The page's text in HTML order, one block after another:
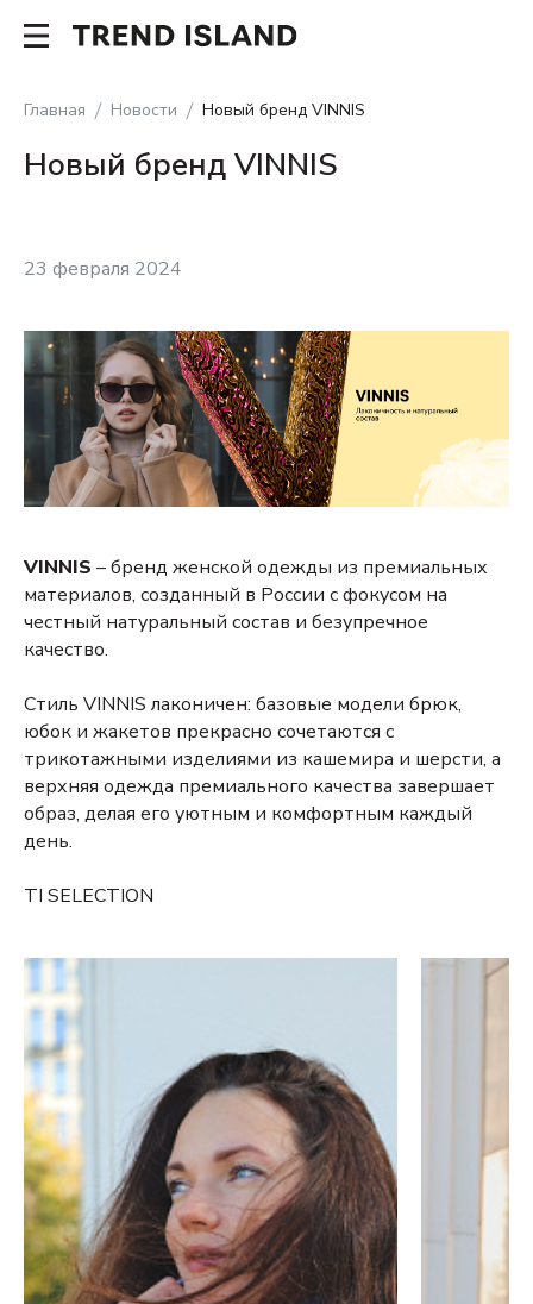
Главная Новости Новый бренд VINNIS
Новый бренд VINNIS
23 февраля 2024
VINNIS – бренд женской одежды из премиальных
материалов, созданный в России с фокусом на
честный натуральный состав и безупречное
качество.
Стиль VINNIS лаконичен: базовые модели брюк,
юбок и жакетов прекрасно сочетаются с
трикотажными изделиями из кашемира и шерсти, а
верхняя одежда премиального качества завершает
образ, делая его уютным и комфортным каждый
день.
TI SELECTION